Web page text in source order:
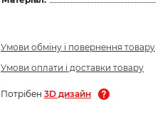
Умови обміну і повернення товару
Умови оплати і доставки товару
Потрібен 3D дизайн